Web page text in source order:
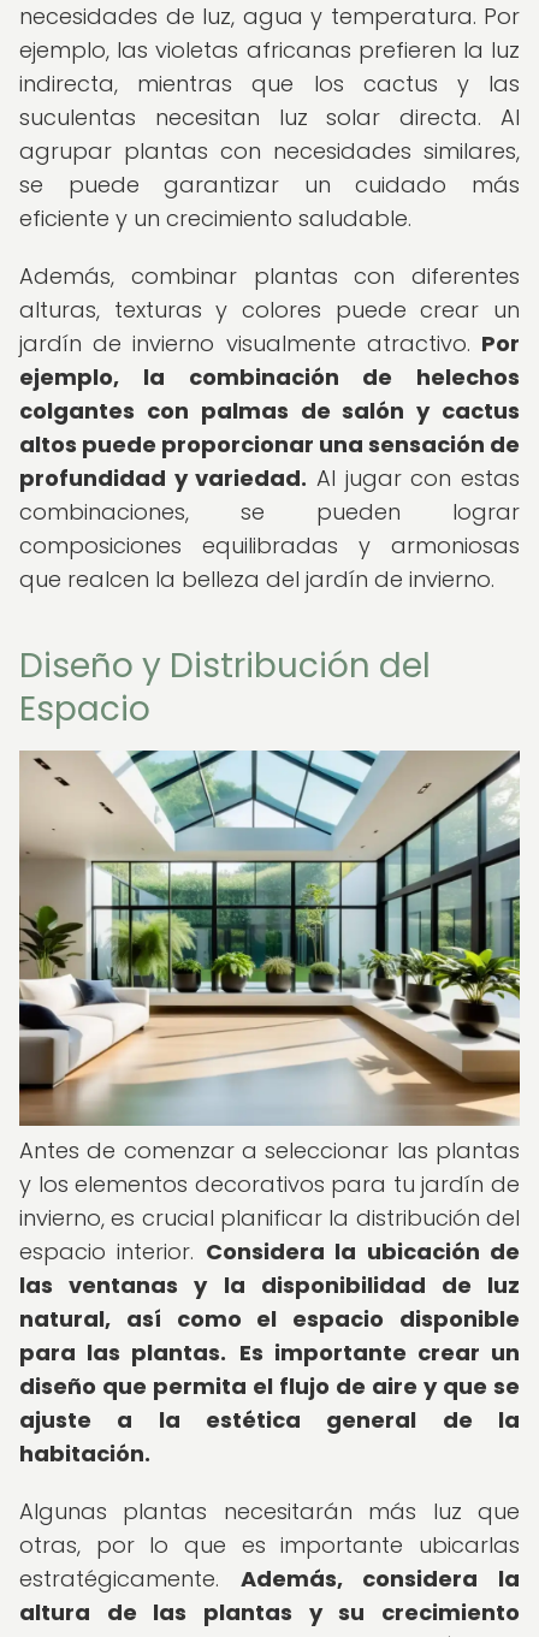
necesidades de luz, agua y temperatura. Por
ejemplo, las violetas africanas prefieren la luz
indirecta, mientras que los cactus y las
suculentas necesitan luz solar directa. Al
agrupar plantas con necesidades similares,
se puede garantizar un cuidado más
eficiente y un crecimiento saludable.
Además, combinar plantas con diferentes
alturas, texturas y colores puede crear un
jardín de invierno visualmente atractivo. Por
ejemplo, la combinación de helechos
colgantes con palmas de salón y cactus
altos puede proporcionar una sensación de
profundidad y variedad. Al jugar con estas
combinaciones, se pueden lograr
composiciones equilibradas y armoniosas
que realcen la belleza del jardín de invierno.
Diseño y Distribución del
Espacio
Antes de comenzar a seleccionar las plantas
y los elementos decorativos para tu jardín de
invierno, es crucial planificar la distribución del
espacio interior. Considera la ubicación de
las ventanas y la disponibilidad de luz
natural, así como el espacio disponible
para las plantas. Es importante crear un
diseño que permita el flujo de aire y que se
ajuste a la estética general de la
habitación.
Algunas plantas necesitarán más luz que
otras, por lo que es importante ubicarlas
estratégicamente. Además, considera la
altura de las plantas y su crecimiento